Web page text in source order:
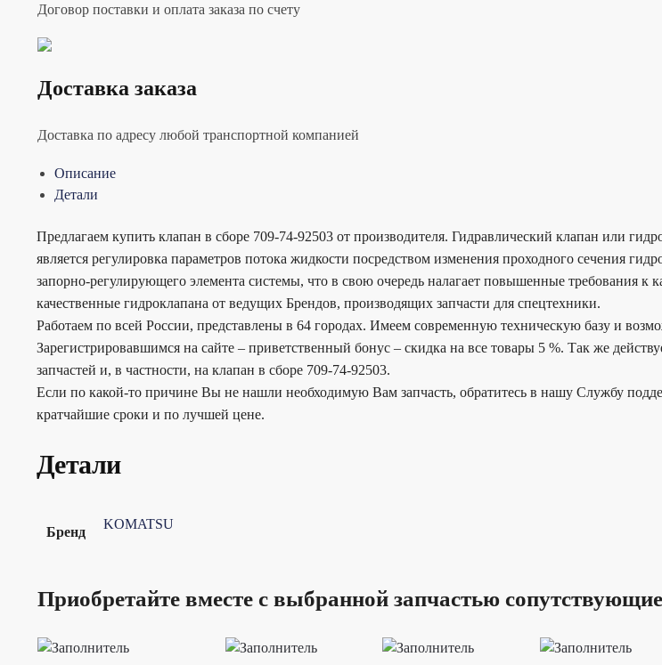
Договор поставки и оплата заказа по счету
Доставка заказа
Доставка по адресу любой транспортной компанией
Описание
Детали
Предлагаем купить клапан в сборе 709-74-92503 от производителя. Гидравлический клапан или
является регулировка параметров потока жидкости посредством изменения проходного сечения
запорно-регулирующего элемента системы, что в свою очередь налагает повышенные требования к
качественные гидроклапана от ведущих Брендов, производящих запчасти для спецтехники.
Работаем по всей России, представлены в 64 городах. Имеем современную техническую базу и
Зарегистрировавшимся на сайте – приветственный бонус – скидка на все товары 5 %. Так же
запчастей и, в частности, на клапан в сборе 709-74-92503.
Если по какой-то причине Вы не нашли необходимую Вам запчасть, обратитесь в нашу Службу
кратчайшие сроки и по лучшей цене.
Детали
Бренд
KOMATSU
Приобретайте вместе с выбранной запчастью